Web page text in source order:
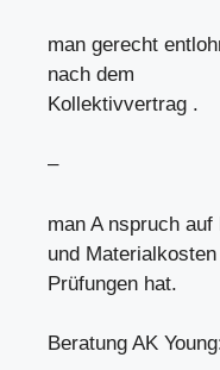
man gerecht
nach dem
Kollektivvertrag .
–
man A nspruch
und
Prüfungen hat.
Beratung AK